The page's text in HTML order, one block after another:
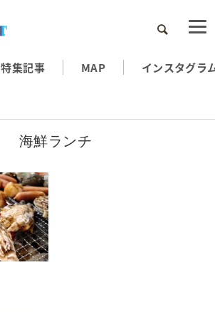
検索
特集記事 MAP インスタグラ
海鮮ランチ